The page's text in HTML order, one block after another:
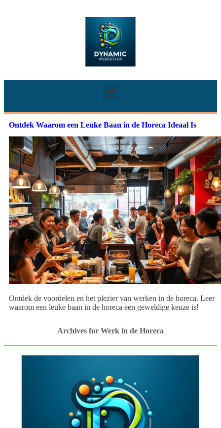
Ontdek Waarom een Leuke Baan in de Horeca Ideaal Is
Ontdek de voordelen en het plezier van werken in de horeca. Leer
waarom een leuke baan in de horeca een geweldige keuze is!
Archives for Werk in de Horeca